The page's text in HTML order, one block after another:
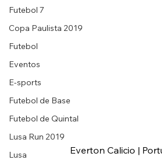
Futebol 7
Copa Paulista 2019
Futebol
Eventos
E-sports
Futebol de Base
Futebol de Quintal
Lusa Run 2019
Lusa
Everton Calicio |